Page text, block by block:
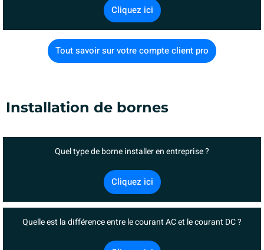
Cliquez ici
Tout savoir sur votre compte client pro
Installation de bornes
Quel type de borne installer en entreprise ?
Cliquez ici
Quelle est la différence entre le courant AC et le courant DC ?